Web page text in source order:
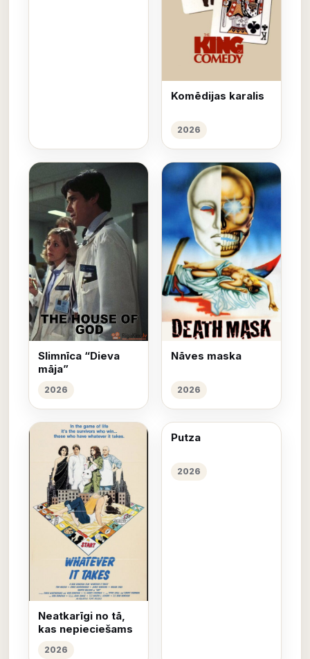
Komēdijas karalis
2026
Slimnīca “Dieva
māja”
2026
Nāves maska
2026
Neatkarīgi no tā,
kas nepieciešams
2026
Putza
2026